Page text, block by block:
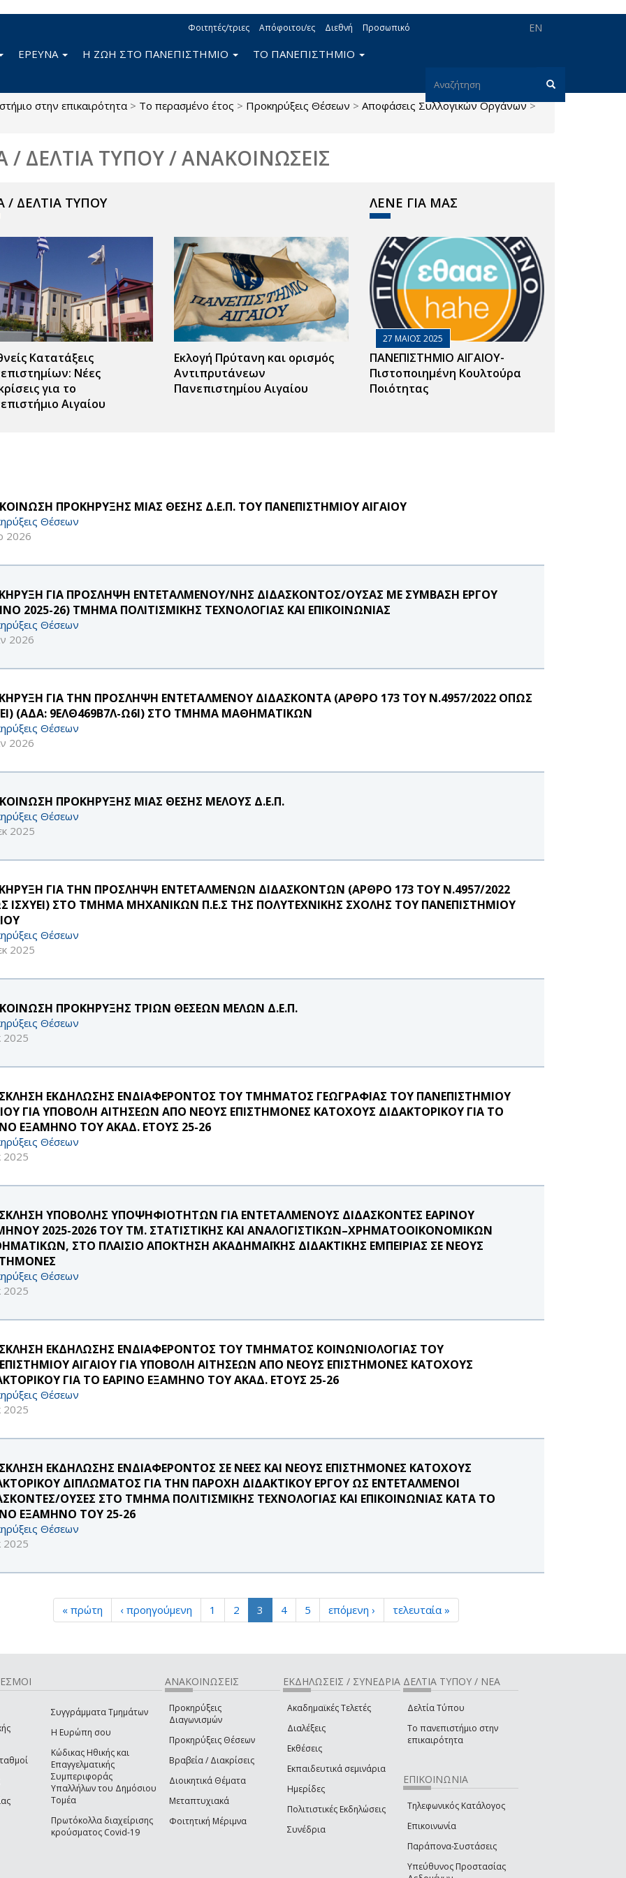
EN
Φοιτητές/τριες Απόφοιτοι/ες Διεθνή Προσωπικό
Φόρμα
αναζήτησης
Αναζήτηση
ΕΡΕΥΝΑ Η ΖΩΗ ΣΤΟ ΠΑΝΕΠΙΣΤΗΜΙΟ ΤΟ ΠΑΝΕΠΙΣΤΗΜΙΟ
στην επικαιρότητα > Το περασμένο έτος > Προκηρύξεις Θέσεων > Αποφάσεις Συλλογικών Οργάνων >
/ ΔΕΛΤΙΑ ΤΥΠΟΥ / ΑΝΑΚΟΙΝΩΣΕΙΣ
/ ΔΕΛΤΙΑ ΤΥΠΟΥ
Κατατάξεις
Νέες
για το
Αιγαίου
Εκλογή Πρύτανη και ορισμός
Αντιπρυτάνεων
Πανεπιστημίου Αιγαίου
ΛΕΝΕ ΓΙΑ ΜΑΣ
27 ΜΑΙΟΣ 2025
ΠΑΝΕΠΙΣΤΗΜΙΟ ΑΙΓΑΙΟΥ-
Πιστοποιημένη Κουλτούρα
Ποιότητας
ΠΡΟΚΗΡΥΞΗΣ ΜΙΑΣ ΘΕΣΗΣ Δ.Ε.Π. ΤΟΥ ΠΑΝΕΠΙΣΤΗΜΙΟΥ ΑΙΓΑΙΟΥ
Θέσεων
2026
ΓΙΑ ΠΡΟΣΛΗΨΗ ΕΝΤΕΤΑΛΜΕΝΟΥ/ΝΗΣ ΔΙΔΑΣΚΟΝΤΟΣ/ΟΥΣΑΣ ΜΕ ΣΥΜΒΑΣΗ ΕΡΓΟΥ
2025-26) ΤΜΗΜΑ ΠΟΛΙΤΙΣΜΙΚΗΣ ΤΕΧΝΟΛΟΓΙΑΣ ΚΑΙ ΕΠΙΚΟΙΝΩΝΙΑΣ
Θέσεων
2026
ΓΙΑ ΤΗΝ ΠΡΟΣΛΗΨΗ ΕΝΤΕΤΑΛΜΕΝΟΥ ΔΙΔΑΣΚΟΝΤΑ (ΑΡΘΡΟ 173 ΤΟΥ Ν.4957/2022 ΟΠΩΣ
(ΑΔΑ: 9ΕΛΘ469Β7Λ-Ω6Ι) ΣΤΟ ΤΜΗΜΑ ΜΑΘΗΜΑΤΙΚΩΝ
Θέσεων
2026
ΠΡΟΚΗΡΥΞΗΣ ΜΙΑΣ ΘΕΣΗΣ ΜΕΛΟΥΣ Δ.Ε.Π.
Θέσεων
2025
ΓΙΑ ΤΗΝ ΠΡΟΣΛΗΨΗ ΕΝΤΕΤΑΛΜΕΝΩΝ ΔΙΔΑΣΚΟΝΤΩΝ (ΑΡΘΡΟ 173 ΤΟΥ Ν.4957/2022
ΙΣΧΥΕΙ) ΣΤΟ ΤΜΗΜΑ ΜΗΧΑΝΙΚΩΝ Π.Ε.Σ ΤΗΣ ΠΟΛΥΤΕΧΝΙΚΗΣ ΣΧΟΛΗΣ ΤΟΥ ΠΑΝΕΠΙΣΤΗΜΙΟΥ
Θέσεων
2025
ΠΡΟΚΗΡΥΞΗΣ ΤΡΙΩΝ ΘΕΣΕΩΝ ΜΕΛΩΝ Δ.Ε.Π.
Θέσεων
2025
ΕΚΔΗΛΩΣΗΣ ΕΝΔΙΑΦΕΡΟΝΤΟΣ ΤΟΥ ΤΜΗΜΑΤΟΣ ΓΕΩΓΡΑΦΙΑΣ ΤΟΥ ΠΑΝΕΠΙΣΤΗΜΙΟΥ
ΓΙΑ ΥΠΟΒΟΛΗ ΑΙΤΗΣΕΩΝ ΑΠΟ ΝΕΟΥΣ ΕΠΙΣΤΗΜΟΝΕΣ ΚΑΤΟΧΟΥΣ ΔΙΔΑΚΤΟΡΙΚΟΥ ΓΙΑ ΤΟ
ΕΞΑΜΗΝΟ ΤΟΥ ΑΚΑΔ. ΕΤΟΥΣ 25-26
Θέσεων
2025
ΥΠΟΒΟΛΗΣ ΥΠΟΨΗΦΙΟΤΗΤΩΝ ΓΙΑ ΕΝΤΕΤΑΛΜΕΝΟΥΣ ΔΙΔΑΣΚΟΝΤΕΣ ΕΑΡΙΝΟΥ
2025-2026 ΤΟΥ ΤΜ. ΣΤΑΤΙΣΤΙΚΗΣ ΚΑΙ ΑΝΑΛΟΓΙΣΤΙΚΩΝ–ΧΡΗΜΑΤΟΟΙΚΟΝΟΜΙΚΩΝ
ΣΤΟ ΠΛΑΙΣΙΟ ΑΠΟΚΤΗΣΗ ΑΚΑΔΗΜΑΪΚΗΣ ΔΙΔΑΚΤΙΚΗΣ ΕΜΠΕΙΡΙΑΣ ΣΕ ΝΕΟΥΣ
Θέσεων
2025
ΕΚΔΗΛΩΣΗΣ ΕΝΔΙΑΦΕΡΟΝΤΟΣ ΤΟΥ ΤΜΗΜΑΤΟΣ ΚΟΙΝΩΝΙΟΛΟΓΙΑΣ ΤΟΥ
ΑΙΓΑΙΟΥ ΓΙΑ ΥΠΟΒΟΛΗ ΑΙΤΗΣΕΩΝ ΑΠΟ ΝΕΟΥΣ ΕΠΙΣΤΗΜΟΝΕΣ ΚΑΤΟΧΟΥΣ
ΓΙΑ ΤΟ ΕΑΡΙΝΟ ΕΞΑΜΗΝΟ ΤΟΥ ΑΚΑΔ. ΕΤΟΥΣ 25-26
Θέσεων
2025
ΕΚΔΗΛΩΣΗΣ ΕΝΔΙΑΦΕΡΟΝΤΟΣ ΣΕ ΝΕΕΣ ΚΑΙ ΝΕΟΥΣ ΕΠΙΣΤΗΜΟΝΕΣ ΚΑΤΟΧΟΥΣ
ΔΙΠΛΩΜΑΤΟΣ ΓΙΑ ΤΗΝ ΠΑΡΟΧΗ ΔΙΔΑΚΤΙΚΟΥ ΕΡΓΟΥ ΩΣ ΕΝΤΕΤΑΛΜΕΝΟΙ
ΟΥΣΕΣ ΣΤΟ ΤΜΗΜΑ ΠΟΛΙΤΙΣΜΙΚΗΣ ΤΕΧΝΟΛΟΓΙΑΣ ΚΑΙ ΕΠΙΚΟΙΝΩΝΙΑΣ ΚΑΤΑ ΤΟ
ΕΞΑΜΗΝΟ ΤΟΥ 25-26
Θέσεων
2025
« πρώτη ‹ προηγούμενη 1 2 3 4 5 επόμενη › τελευταία »
Συγγράμματα Τμημάτων
Η Ευρώπη σου
Κώδικας Ηθικής και
Επαγγελματικής
Συμπεριφοράς
Υπαλλήλων του Δημόσιου
Τομέα
Πρωτόκολλα διαχείρισης
κρούσματος Covid-19
ΑΝΑΚΟΙΝΩΣΕΙΣ
Προκηρύξεις
Διαγωνισμών
Προκηρύξεις Θέσεων
Βραβεία / Διακρίσεις
Διοικητικά Θέματα
Μεταπτυχιακά
Φοιτητική Μέριμνα
ΕΚΔΗΛΩΣΕΙΣ / ΣΥΝΕΔΡΙΑ
Ακαδημαϊκές Τελετές
Διαλέξεις
Εκθέσεις
Εκπαιδευτικά σεμινάρια
Ημερίδες
Πολιτιστικές Εκδηλώσεις
Συνέδρια
ΔΕΛΤΙΑ ΤΥΠΟΥ / ΝΕΑ
Δελτία Τύπου
Το πανεπιστήμιο στην
επικαιρότητα
ΕΠΙΚΟΙΝΩΝΙΑ
Τηλεφωνικός Κατάλογος
Επικοινωνία
Παράπονα-Συστάσεις
Υπεύθυνος Προστασίας